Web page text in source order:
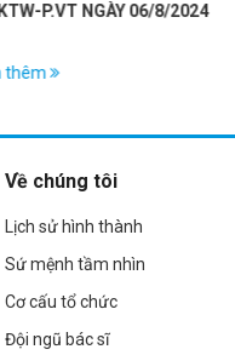
THUẬN HỢP TÁC CHUYÊN
HỒI CHỨC NĂNG TỈNH
thêm
Về chúng tôi
Lịch sử hình thành
Sứ mệnh tầm nhìn
Cơ cấu tổ chức
Đội ngũ bác sĩ